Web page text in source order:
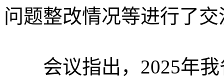
问题整改情况等进行了
会议指出，2025年我